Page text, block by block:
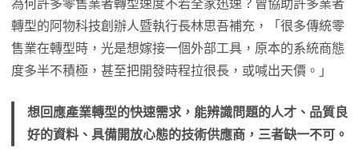
為何許多零售業者轉型速度不若全家迅速？曾協助許多業者
轉型的阿物科技創辦人暨執行長林思吾補充，「很多傳統零
售業在轉型時，光是想嫁接一個外部工具，原本的系統商態
度多半不積極，甚至把開發時程拉很長，或喊出天價。」
想回應產業轉型的快速需求，能辨識問題的人才、品質良
好的資料、具備開放心態的技術供應商，三者缺一不可。